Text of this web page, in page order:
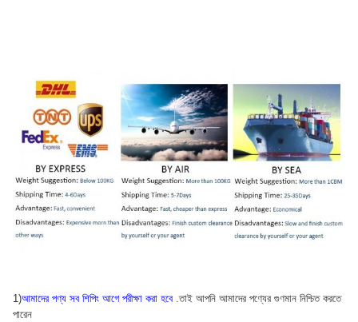
1)আমাদের পণ্য সব শিপিং আগে পরীক্ষা করা হবে .তাই আপনি আমাদের পণ্যের গুণমান নিশ্চিত করতে
পারেন